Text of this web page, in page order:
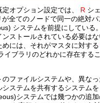
オプション設定では、 R シ
が全てのノードで同一の絶対パ
システムを前提にしている
ンストールされている必要は
には、それがマスタに対する
イブラリのどれかに存在する
ファイルシステムや、異な
ステムを共有するシステムを
システムでは幾つかの追